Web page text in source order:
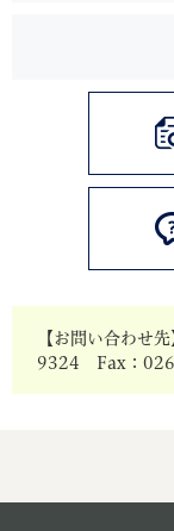
【お問い合わせ
9324 Fax：